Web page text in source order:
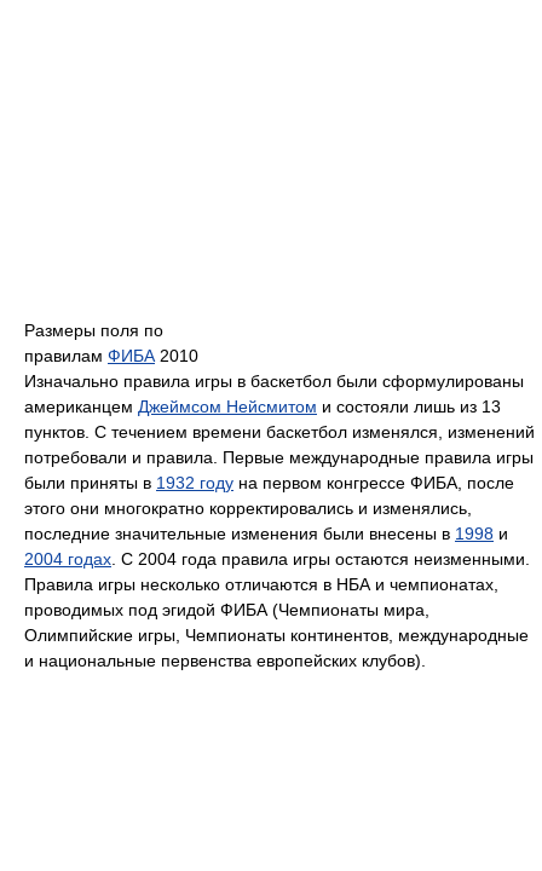
Размеры поля по
правилам ФИБА2010
Изначально правила игры в баскетбол были сформулированы
американцем Джеймсом Нейсмитом и состояли лишь из 13
пунктов. С течением времени баскетбол изменялся, изменений
потребовали и правила. Первые международные правила игры
были приняты в 1932 году на первом конгрессе ФИБА, после
этого они многократно корректировались и изменялись,
последние значительные изменения были внесены в 1998 и
2004 годах. С 2004 года правила игры остаются неизменными.
Правила игры несколько отличаются в НБА и чемпионатах,
проводимых под эгидой ФИБА (Чемпионаты мира,
Олимпийские игры, Чемпионаты континентов, международные
и национальные первенства европейских клубов).